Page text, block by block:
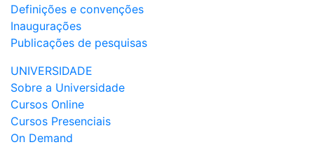
Definições e convenções
Inaugurações
Publicações de pesquisas
UNIVERSIDADE
Sobre a Universidade
Cursos Online
Cursos Presenciais
On Demand